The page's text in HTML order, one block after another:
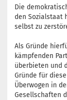
Die
den Sozialstaat
selbst zu
Als Gründe
kämpfenden
überbieten und
Gründe für
Überwogen in
Gesellschaften